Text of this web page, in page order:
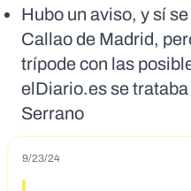
Hubo un aviso, y sí
Callao de Madrid,
trípode con las
elDiario.es se
Serrano
9/23/24